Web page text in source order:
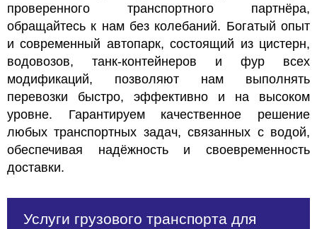
проверенного транспортного партнёра,
обращайтесь к нам без колебаний. Богатый опыт
и современный автопарк, состоящий из цистерн,
водовозов, танк-контейнеров и фур всех
модификаций, позволяют нам выполнять
перевозки быстро, эффективно и на высоком
уровне. Гарантируем качественное решение
любых транспортных задач, связанных с водой,
обеспечивая надёжность и своевременность
доставки.
Услуги грузового транспорта для